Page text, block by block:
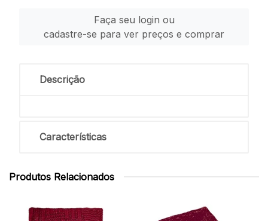
Faça seu login ou
cadastre-se para ver preços e comprar
Descrição
Características
Produtos Relacionados